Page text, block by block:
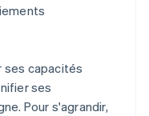
ses capacités
ses
Pour s'agrandir,